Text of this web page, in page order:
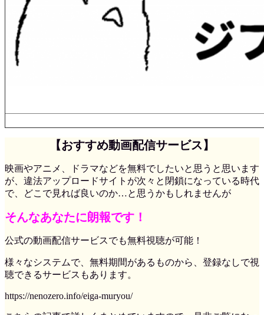
【おすすめ動画配信サービス】
映画やアニメ、ドラマなどを無料でしたいと思うと思います
が、違法アップロードサイトが次々と閉鎖になっている時代
で、どこで見れば良いのか…と思うかもしれませんが
そんなあなたに朗報です！
公式の動画配信サービスでも無料視聴が可能！
様々なシステムで、無料期間があるものから、登録なしで視
聴できるサービスもあります。
https://nenozero.info/eiga-muryou/